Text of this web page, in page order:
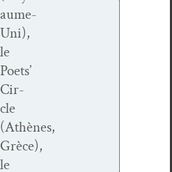
aume-
Uni),
le
Poets’
Cir­
cle
(Athènes,
Grèce),
le